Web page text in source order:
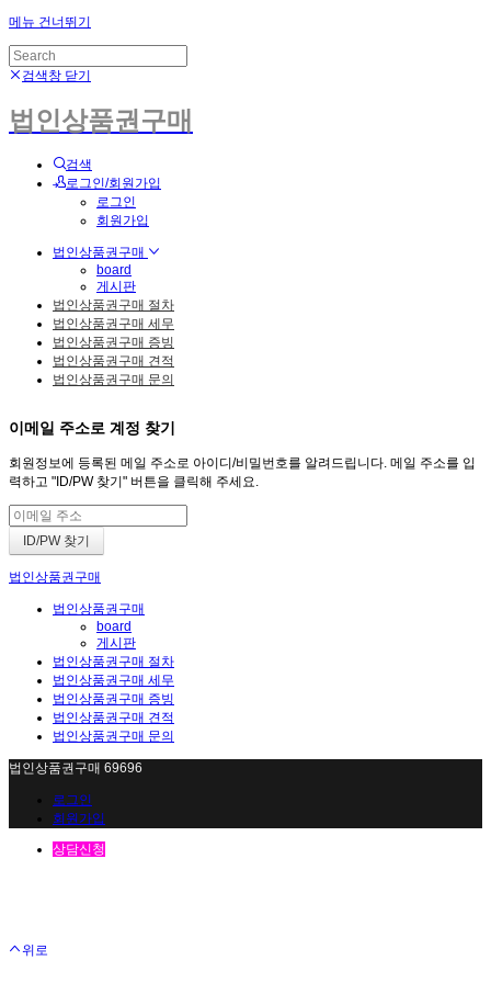
메뉴 건너뛰기
검색창 닫기
법인상품권구매
검색
로그인/회원가입
로그인
회원가입
법인상품권구매
board
게시판
법인상품권구매 절차
법인상품권구매 세무
법인상품권구매 증빙
법인상품권구매 견적
법인상품권구매 문의
이메일 주소로 계정 찾기
회원정보에 등록된 메일 주소로 아이디/비밀번호를 알려드립니다. 메일 주소를 입
력하고 "ID/PW 찾기" 버튼을 클릭해 주세요.
법인상품권구매
법인상품권구매
board
게시판
법인상품권구매 절차
법인상품권구매 세무
법인상품권구매 증빙
법인상품권구매 견적
법인상품권구매 문의
법인상품권구매 69696
로그인
회원가입
상담신청
위로